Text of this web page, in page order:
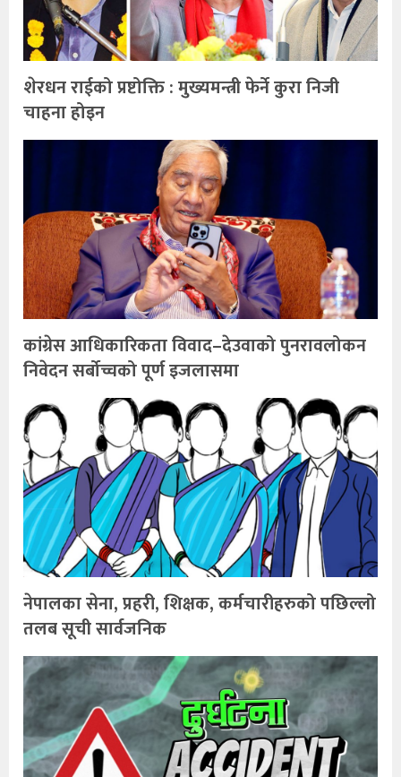
शेरधन राईको प्रष्टोक्ति : मुख्यमन्त्री फेर्ने कुरा निजी
चाहना होइन
कांग्रेस आधिकारिकता विवाद–देउवाको पुनरावलोकन
निवेदन सर्बोच्चको पूर्ण इजलासमा
नेपालका सेना, प्रहरी, शिक्षक, कर्मचारीहरुको पछिल्लो
तलब सूची सार्वजनिक